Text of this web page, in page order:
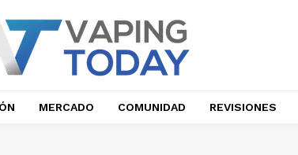
MERCADO COMUNIDAD REVISIONES